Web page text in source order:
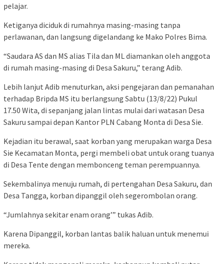
pelajar.
Ketiganya diciduk di rumahnya masing-masing tanpa
perlawanan, dan langsung digelandang ke Mako Polres Bima.
“Saudara AS dan MS alias Tila dan ML diamankan oleh anggota
di rumah masing-masing di Desa Sakuru,” terang Adib.
Lebih lanjut Adib menuturkan, aksi pengejaran dan pemanahan
terhadap Bripda MS itu berlangsung Sabtu (13/8/22) Pukul
17.50 Wita, di sepanjang jalan lintas mulai dari watasan Desa
Sakuru sampai depan Kantor PLN Cabang Monta di Desa Sie.
Kejadian itu berawal, saat korban yang merupakan warga Desa
Sie Kecamatan Monta, pergi membeli obat untuk orang tuanya
di Desa Tente dengan membonceng teman perempuannya.
Sekembalinya menuju rumah, di pertengahan Desa Sakuru, dan
Desa Tangga, korban dipanggil oleh segerombolan orang.
“Jumlahnya sekitar enam orang’” tukas Adib.
Karena Dipanggil, korban lantas balik haluan untuk menemui
mereka.